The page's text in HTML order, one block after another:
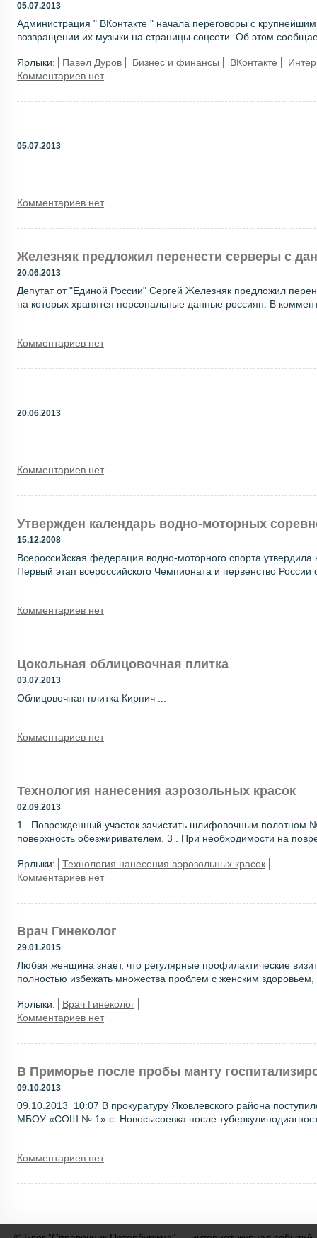
05.07.2013
Администрация " ВКонтакте " начала переговоры с
возвращении их музыки на страницы соцсети. Об этом
Ярлыки: Павел Дуров Бизнес и финансы ВКонтакте
Комментариев нет
05.07.2013
Комментариев нет
Железняк предложил перенести серверы с
20.06.2013
Депутат от "Единой России" Сергей Железняк предложил
на которых хранятся персональные данные россиян. В
Комментариев нет
20.06.2013
Комментариев нет
Утвержден календарь водно-моторных
15.12.2008
Всероссийская федерация водно-моторного спорта
Первый этап всероссийского Чемпионата и первенство России
Комментариев нет
Цокольная облицовочная плитка
03.07.2013
Облицовочная плитка Кирпич ...
Комментариев нет
Технология нанесения аэрозольных красок
02.09.2013
1 . Поврежденный участок зачистить шлифовочным полотном
поверхность обезжиривателем. 3 . При необходимости на
Ярлыки:
Технология нанесения аэрозольных красок
Комментариев нет
Врач Гинеколог
29.01.2015
Любая женщина знает, что регулярные профилактические
полностью избежать множества проблем с женским здоровьем,
Ярлыки:
Врач Гинеколог
Комментариев нет
В Приморье после пробы манту
09.10.2013
09.10.2013 10:07 В прокуратуру Яковлевского района
МБОУ «СОШ № 1» с. Новосысоевка после
Комментариев нет